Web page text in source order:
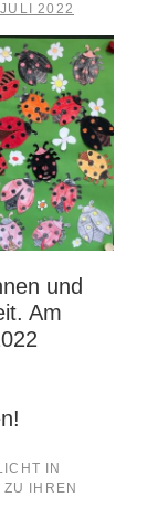
2022
und
Am
IN
ZU IHREN